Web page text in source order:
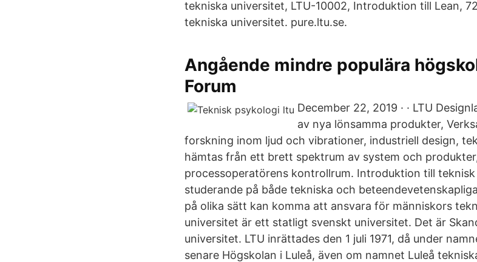
tekniska universitet, LTU-10002, Introduktion till Lean,
tekniska universitet. pure.ltu.se.
Angående mindre populära
Forum
December 22, 2019 · · LTU
av nya lönsamma produkter,
forskning inom ljud och vibrationer, industriell design,
hämtas från ett brett spektrum av system och
processoperatörens kontrollrum. Introduktion till
studerande på både tekniska och
på olika sätt kan komma att ansvara för människors
universitet är ett statligt svenskt universitet. Det är
universitet. LTU inrättades den 1 juli 1971, då under
senare Högskolan i Luleå, även om namnet Luleå